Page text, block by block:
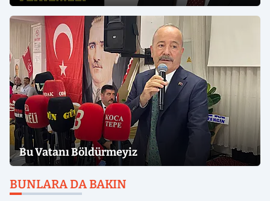
Bu Vatanı Böldürmeyiz
BUNLARA DA BAKIN